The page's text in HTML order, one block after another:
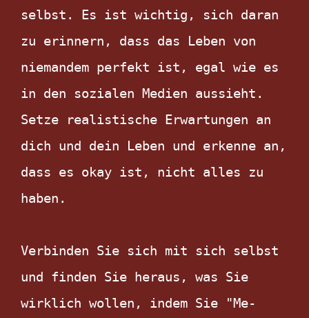
selbst. Es ist wichtig, sich daran
zu erinnern, dass das Leben von
niemandem perfekt ist, egal wie es
in den sozialen Medien aussieht.
Setze realistische Erwartungen an
dich und dein Leben und erkenne an,
dass es okay ist, nicht alles zu
haben.
Verbinden Sie sich mit sich selbst
und finden Sie heraus, was Sie
wirklich wollen, indem Sie "Me-